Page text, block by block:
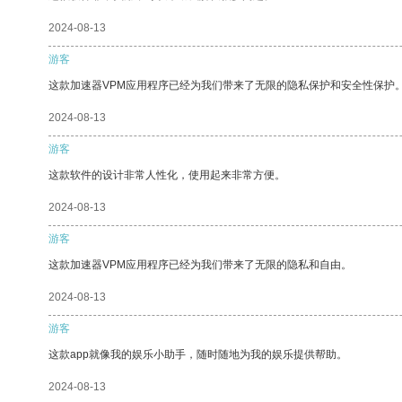
2024-08-13
游客
这款加速器VPM应用程序已经为我们带来了无限的隐私保护和安全性保护
2024-08-13
游客
这款软件的设计非常人性化，使用起来非常方便。
2024-08-13
游客
这款加速器VPM应用程序已经为我们带来了无限的隐私和自由。
2024-08-13
游客
这款app就像我的娱乐小助手，随时随地为我的娱乐提供帮助。
2024-08-13